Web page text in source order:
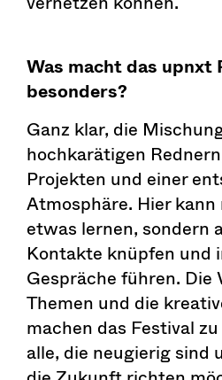
Was macht das upnxt
besonders?
Ganz klar, die
hochkarätigen
Projekten und einer
Atmosphäre. Hier
etwas lernen, sondern
Kontakte knüpfen und
Gespräche führen. Die
Themen und die
machen das Festival
alle, die neugierig sind